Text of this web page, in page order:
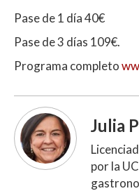
Pase de 1 día 40€
Pase de 3 días 109€.
Programa completo
Julia
por la